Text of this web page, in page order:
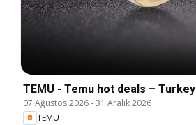
TEMU - Temu hot deals – Turkey
07 Ağustos 2026-31 Aralık 2026
TEMU